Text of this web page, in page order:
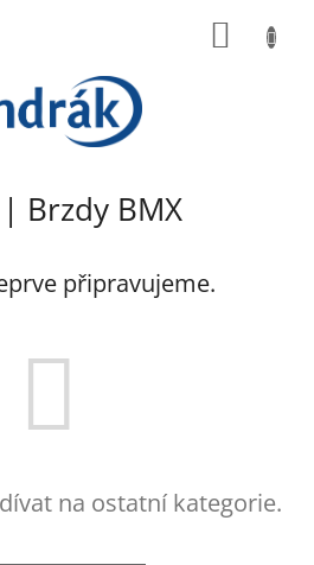
Brzdy BMX
připravujeme.
na ostatní kategorie.